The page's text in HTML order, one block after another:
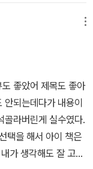
리는 헤프닝을 벌이
하던 할머니의 남
랑을 고백한다. 「달
연속으로 우승하는
싶어하고, 준호는
선수가 되고 싶어한
한 준호는 결국 육상
회에 참가한다. 「친
사고를 당해 돌아가
는 모르지만, 많은 이
실을 뒤늦게 알게 된
구를 떠나며]속에는
의 글도 포함이 되어
, 이 책 속에서, [책
어주는 아줌마는, 책
이 생각하는 좋은 책
하게 하였다. 출판업
에서 자유로울 수 없
이 엄마를 비롯한 어
좋았어 제목도 좋아
안되는데다가 내용이
골라버린게 실수였다.
택을 해서 아이 책은
가 생각해도 잘 고른